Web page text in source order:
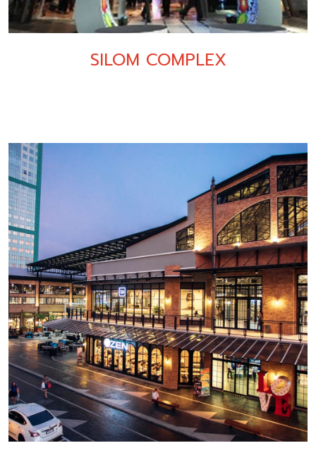
SILOM COMPLEX